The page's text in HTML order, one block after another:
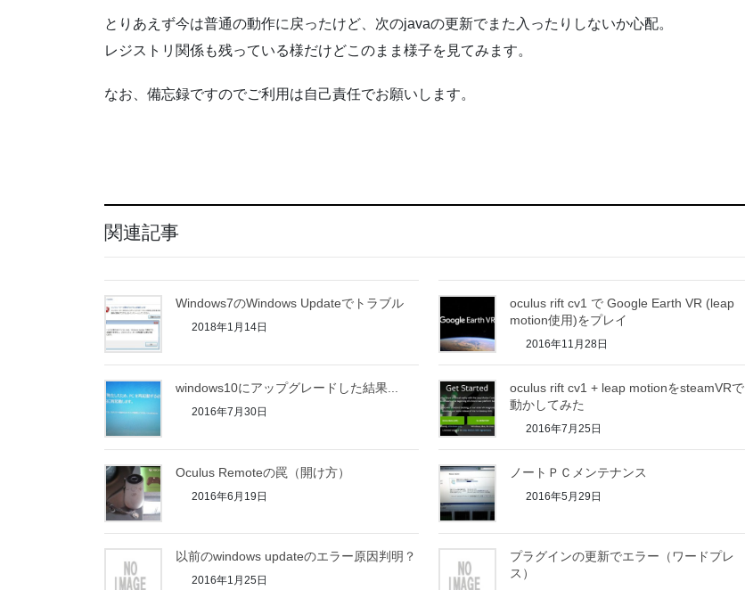
とりあえず今は普通の動作に戻ったけど、次のjavaの更新でまた入ったりしないか心配。
レジストリ関係も残っている様だけどこのまま様子を見てみます。
なお、備忘録ですのでご利用は自己責任でお願いします。
関連記事
Windows7のWindows Updateでトラブル
2018年1月14日
oculus rift cv1 で Google Earth VR (leap
motion使用)をプレイ
2016年11月28日
windows10にアップグレードした結果...
2016年7月30日
oculus rift cv1 + leap motionをsteamVRで
動かしてみた
2016年7月25日
Oculus Remoteの罠（開け方）
2016年6月19日
ノートＰＣメンテナンス
2016年5月29日
以前のwindows updateのエラー原因判明？
2016年1月25日
プラグインの更新でエラー（ワードプレ
ス）